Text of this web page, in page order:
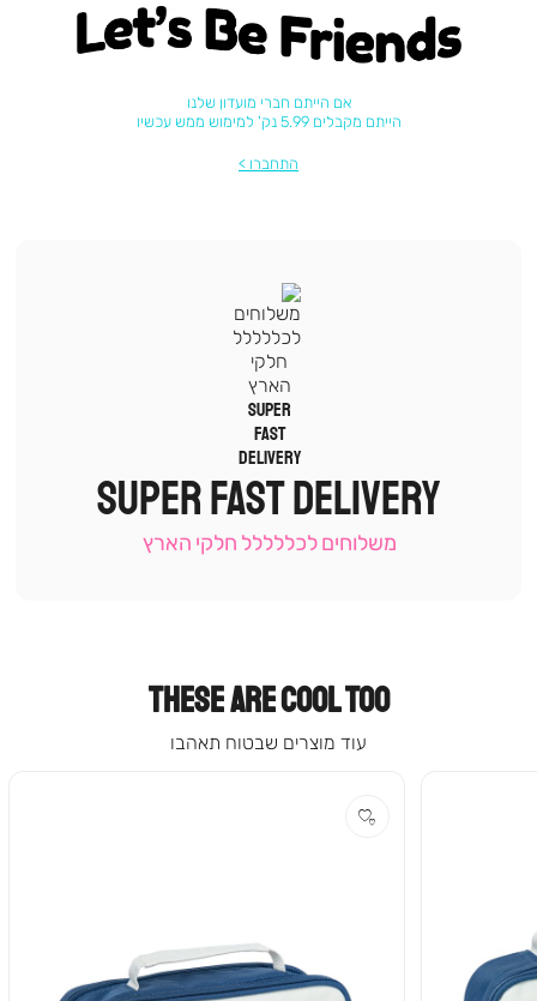
Let's be friends
אם הייתם חברי מועדון שלנו
הייתם מקבלים 5.99 נק' למימוש ממש עכשיו
התחברו
|
תומכי
מכירה
-
עמוד
(9)
SUPER FAST DELIVERY
משלוחים לכללללל חלקי הארץ
THESE ARE COOL TOO
עוד מוצרים שבטוח תאהבו